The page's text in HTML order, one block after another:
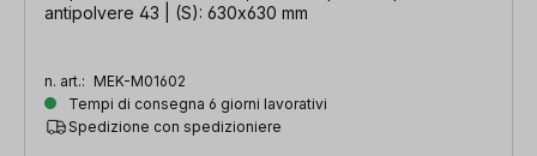
antipolvere 43 | (S): 630x630 mm
n. art.: MEK-M01602
Tempi di consegna 6 giorni lavorativi
Spedizione con spedizioniere